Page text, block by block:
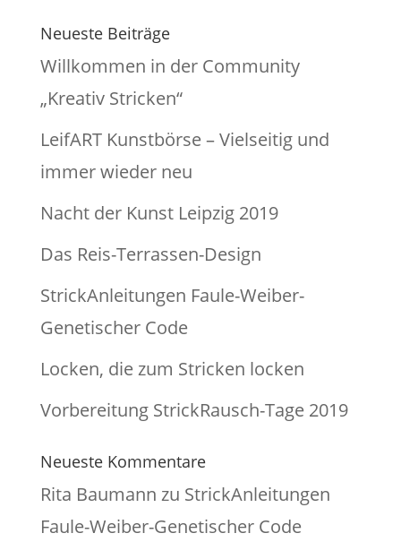
Neueste Beiträge
Willkommen in der Community
„Kreativ Stricken“
LeifART Kunstbörse – Vielseitig und
immer wieder neu
Nacht der Kunst Leipzig 2019
Das Reis-Terrassen-Design
StrickAnleitungen Faule-Weiber-
Genetischer Code
Locken, die zum Stricken locken
Vorbereitung StrickRausch-Tage 2019
Neueste Kommentare
Rita Baumann zu StrickAnleitungen
Faule-Weiber-Genetischer Code